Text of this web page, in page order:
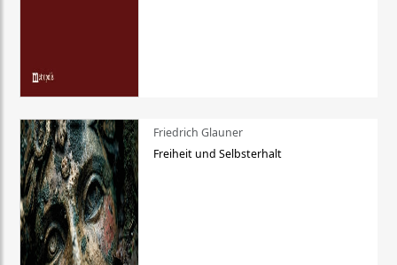
Friedrich Glauner
Freiheit und Selbsterhalt